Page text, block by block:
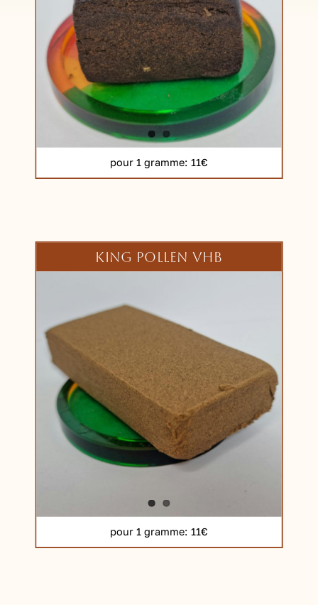
pour 1 gramme: 11€
KING POLLEN VHB
pour 1 gramme: 11€